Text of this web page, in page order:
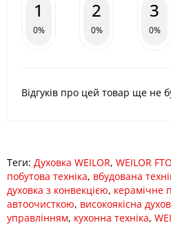
1
0%
2
0%
3
0%
Відгуків про цей товар ще не
Теги: Духовка WEILOR, WEILOR
побутова техніка, вбудована
духовка з конвекцією, керамічне
автоочисткою, високоякісна
управлінням, кухонна техніка,